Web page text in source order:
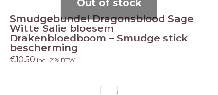
Out of stock
Smudgebundel Dragonsblood Sage
Witte Salie bloesem
Drakenbloedboom – Smudge stick
bescherming
€10.50 incl. 21% BTW